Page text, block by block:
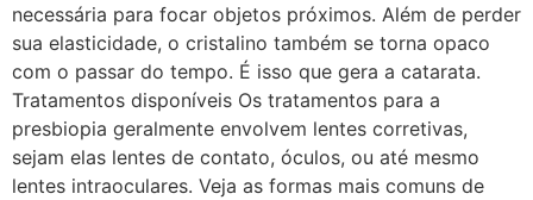
necessária para focar objetos próximos. Além de perder
sua elasticidade, o cristalino também se torna opaco
com o passar do tempo. É isso que gera a catarata.
Tratamentos disponíveis Os tratamentos para a
presbiopia geralmente envolvem lentes corretivas,
sejam elas lentes de contato, óculos, ou até mesmo
lentes intraoculares. Veja as formas mais comuns de